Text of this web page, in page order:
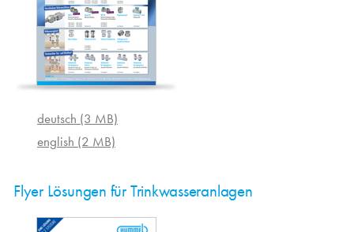
deutsch (3 MB)
english (2 MB)
Flyer Lösungen für Trinkwasseranlagen